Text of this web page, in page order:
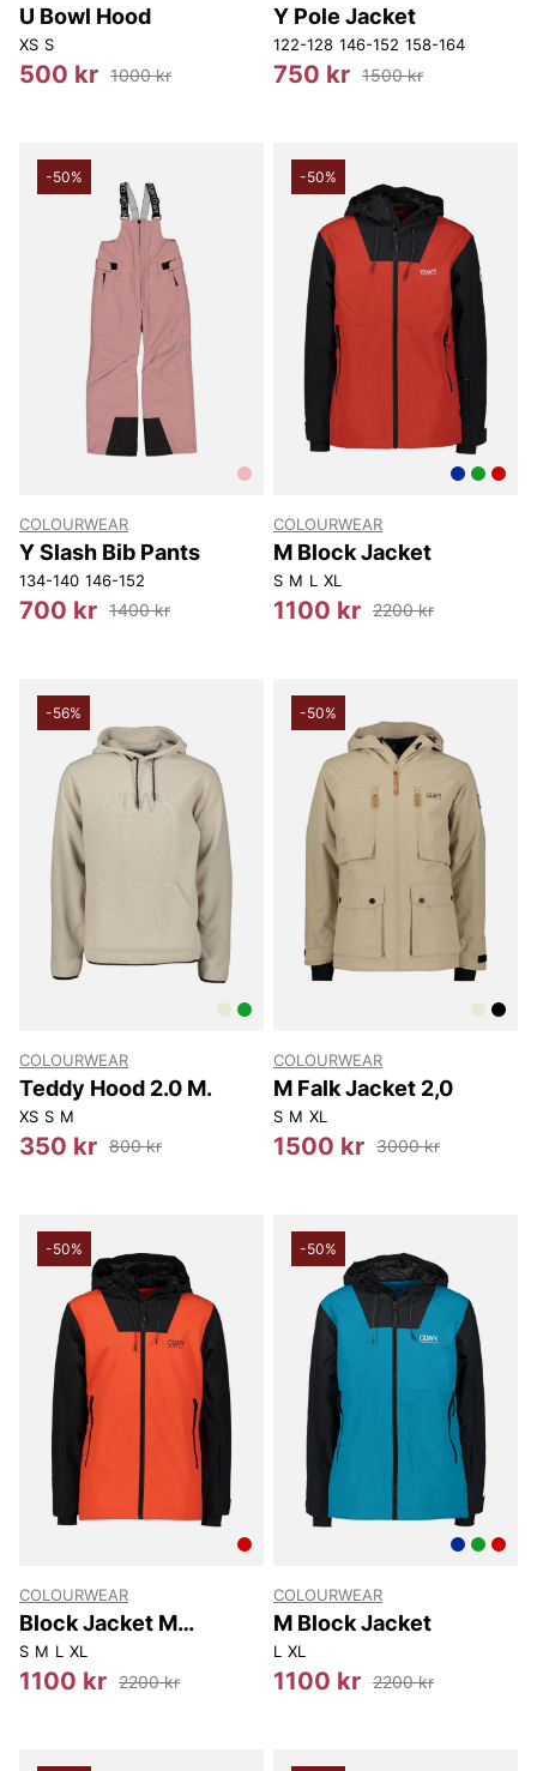
U Bowl Hood
XS S
500 kr 1000 kr
Y Pole Jacket
122-128 146-152 158-164
750 kr 1500 kr
-50%
COLOURWEAR
Y Slash Bib Pants
134-140 146-152
700 kr 1400 kr
-50%
COLOURWEAR
M Block Jacket
S M L XL
1100 kr 2200 kr
-56%
COLOURWEAR
Teddy Hood 2.0 M.
XS S M
350 kr 800 kr
-50%
COLOURWEAR
M Falk Jacket 2,0
S M XL
1500 kr 3000 kr
-50%
COLOURWEAR
Block Jacket M
Jackets.
S M L XL
1100 kr 2200 kr
-50%
COLOURWEAR
M Block Jacket
L XL
1100 kr 2200 kr